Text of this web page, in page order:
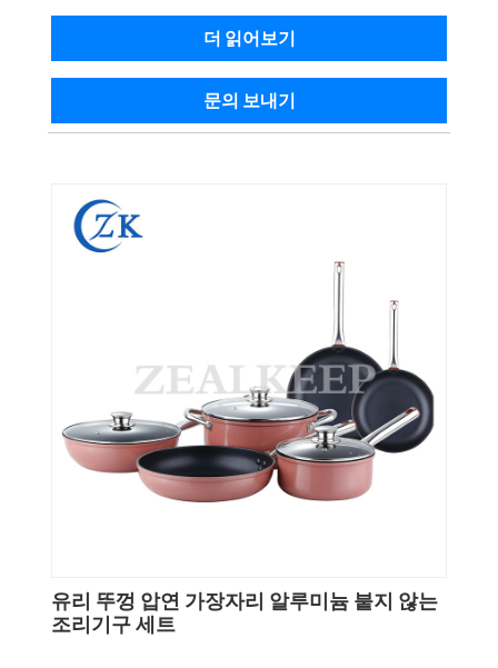
더 읽어보기
문의 보내기
유리 뚜껑 압연 가장자리 알루미늄 붙지 않는
조리기구 세트